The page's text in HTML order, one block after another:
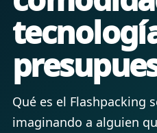
Qué es el Flashpacking
imaginando a alguien